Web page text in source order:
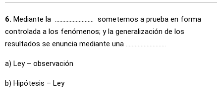
6. Mediante la …………………….. sometemos a prueba en forma
controlada a los fenómenos; y la generalización de los
resultados se enuncia mediante una ………………………
a) Ley – observación
b) Hipótesis – Ley